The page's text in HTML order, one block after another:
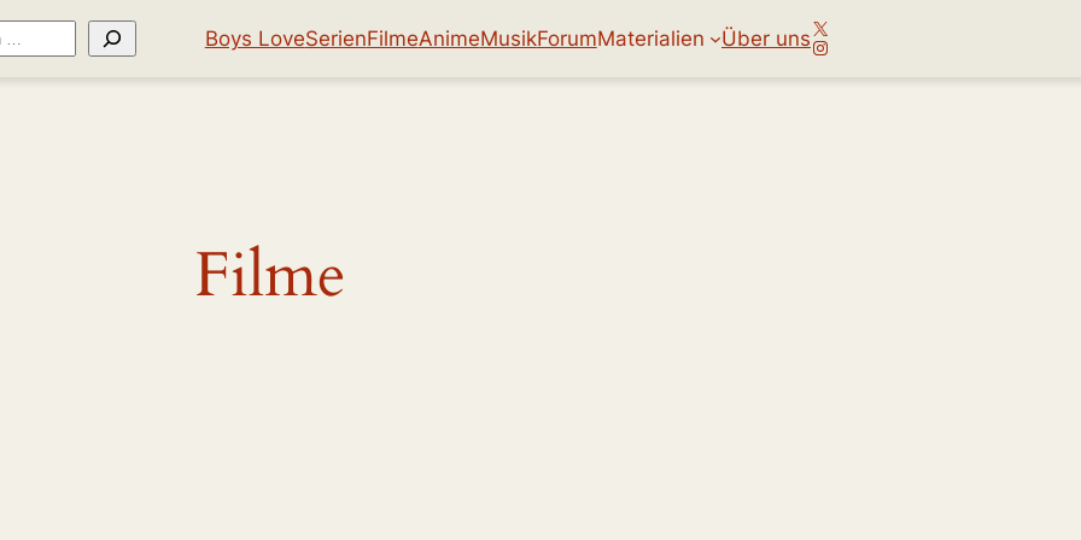
Boys LoveSerienFilmeAnimeMusikForumMaterialien Über unsX
Instagram
Filme